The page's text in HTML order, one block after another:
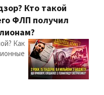
Кто такой
ФЛП получил
Как